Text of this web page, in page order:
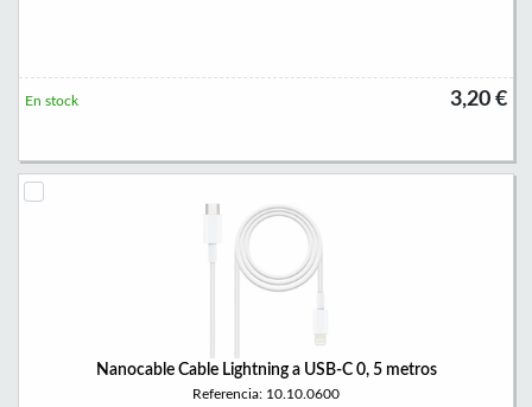
3,20 €
En stock
Nanocable Cable Lightning a USB-C 0, 5 metros
Referencia: 10.10.0600